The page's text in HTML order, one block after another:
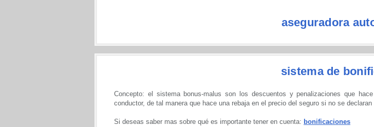
aseguradora
sistema de
Concepto: el sistema bonus-malus son los descuentos y penalizaciones que
conductor, de tal manera que hace una rebaja en el precio del seguro si no se
Si deseas saber mas sobre qué es importante tener en cuenta: bonificaciones